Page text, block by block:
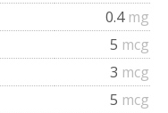
0.4 mg
5 mcg
3 mcg
5 mcg